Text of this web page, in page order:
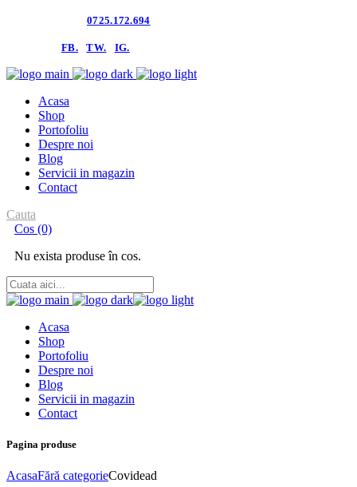
0725.172.694
FB. TW. IG.
Acasa
Shop
Portofoliu
Despre noi
Blog
Servicii in magazin
Contact
Cauta
Cos (0)
Nu exista produse în cos.
Acasa
Shop
Portofoliu
Despre noi
Blog
Servicii in magazin
Contact
Pagina produse
AcasaFără categorieCovidead